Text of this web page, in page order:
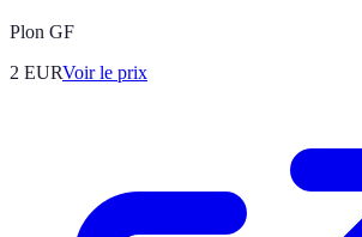
Plon GF
2 EURVoir le prix